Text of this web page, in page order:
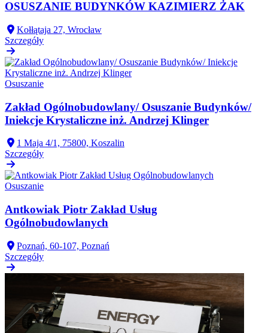
OSUSZANIE BUDYNKÓW KAZIMIERZ ŻAK
Kołłątaja 27, Wrocław
Szczegóły
Osuszanie
Zakład Ogólnobudowlany/ Osuszanie Budynków/
Iniekcje Krystaliczne inż. Andrzej Klinger
1 Maja 4/1, 75800, Koszalin
Szczegóły
Osuszanie
Antkowiak Piotr Zakład Usług
Ogólnobudowlanych
Poznań, 60-107, Poznań
Szczegóły